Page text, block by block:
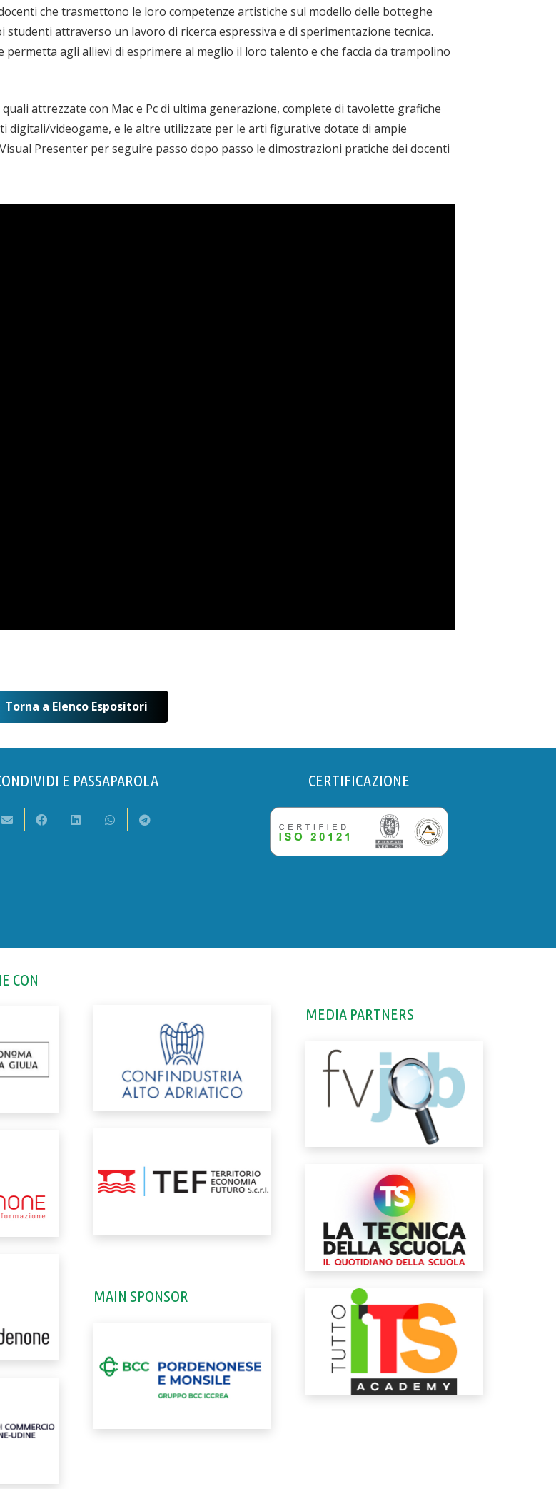
che trasmettono le loro competenze artistiche sul modello delle botteghe
attraverso un lavoro di ricerca espressiva e di sperimentazione tecnica.
agli allievi di esprimere al meglio il loro talento e che faccia da trampolino
attrezzate con Mac e Pc di ultima generazione, complete di tavolette grafiche
digitali/videogame, e le altre utilizzate per le arti figurative dotate di ampie
Presenter per seguire passo dopo passo le dimostrazioni pratiche dei docenti
Torna a Elenco Espositori
E PASSAPAROLA CERTIFICAZIONE
CON
MAIN SPONSOR
MEDIA PARTNERS